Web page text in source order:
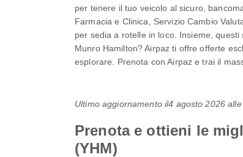
per tenere il tuo veicolo al sicuro,
Farmacia e Clinica, Servizio Cambio
per sedia a rotelle in loco. Insieme,
Munro Hamilton? Airpaz ti offre offerte
esplorare. Prenota con Airpaz e trai il
Ultimo aggiornamento il4 agosto 2026
Prenota e ottieni le
(YHM)